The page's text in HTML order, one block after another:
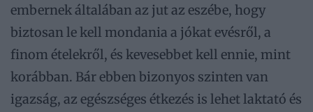
embernek általában az jut az eszébe, hogy
biztosan le kell mondania a jókat evésről, a
finom ételekről, és kevesebbet kell ennie, mint
korábban. Bár ebben bizonyos szinten van
igazság, az egészséges étkezés is lehet laktató és